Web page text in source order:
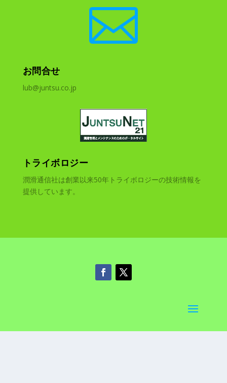

お問合せ
lub@juntsu.co.jp
トライボロジー
潤滑通信社は創業以来50年トライボロジーの技術情報を
提供しています。